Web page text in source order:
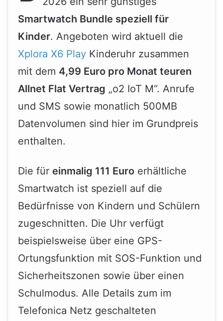
Smartwatch Bundle speziell für
Kinder. Angeboten wird aktuell die
Xplora X6 Play Kinderuhr zusammen
mit dem 4,99 Euro pro Monat teuren
Allnet Flat Vertrag „o2 IoT M“. Anrufe
und SMS sowie monatlich 500MB
Datenvolumen sind hier im Grundpreis
enthalten.
Die für einmalig 111 Euro erhältliche
Smartwatch ist speziell auf die
Bedürfnisse von Kindern und Schülern
zugeschnitten. Die Uhr verfügt
beispielsweise über eine GPS-
Ortungsfunktion mit SOS-Funktion und
Sicherheitszonen sowie über einen
Schulmodus. Alle Details zum im
Telefonica Netz geschalteten